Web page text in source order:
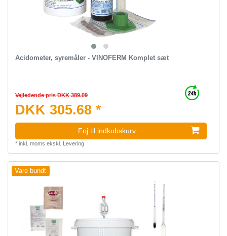
Acidometer, syremåler - VINOFERM Komplet sæt
Vejledende pris DKK 389.09
DKK 305.68 *
Foj til indkobskurv
* inkl. moms ekskl. Levering
Vare bundt